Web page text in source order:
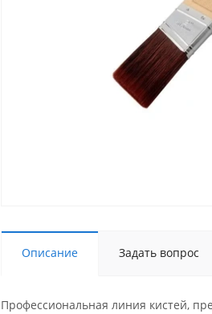
Описание Задать вопрос
Профессиональная линия кистей,